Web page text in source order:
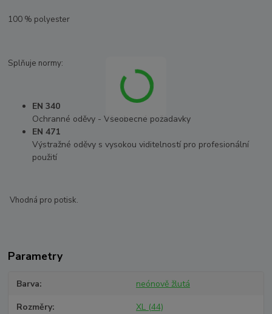
100 % polyester
Splňuje normy:
EN 340
Ochranné oděvy - Všeobecné požadavky
EN 471
Výstražné oděvy s vysokou viditelností pro profesionální
použití
Vhodná pro potisk.
Parametry
Barva neónově žlutá
Rozměry XL (44)